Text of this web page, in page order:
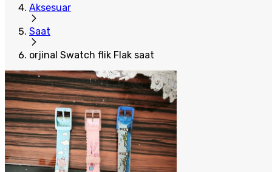
Aksesuar
Saat
orjinal Swatch flik Flak saat